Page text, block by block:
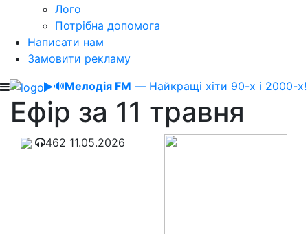
Лого
Потрібна допомога
Написати нам
Замовити рекламу
🔊Мелодія FM — Найкращі хіти 90-х і 2000-х!
Ефір за 11 травня
462 11.05.2026